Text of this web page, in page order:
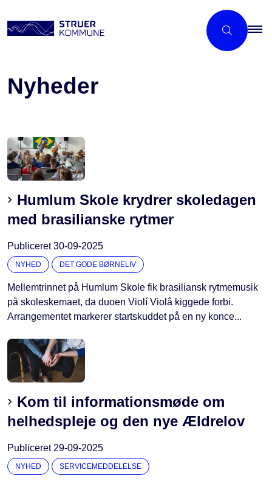
Nyheder
Humlum Skole krydrer skoledagen
med brasilianske rytmer
Publiceret30-09-2025
NYHED DET GODE BØRNELIV
Mellemtrinnet på Humlum Skole fik brasiliansk rytmemusik
på skoleskemaet, da duoen Violí Violâ kiggede forbi.
Arrangementet markerer startskuddet på en ny konce...
Kom til informationsmøde om
helhedspleje og den nye Ældrelov
Publiceret 29-09-2025
NYHED SERVICEMEDDELELSE